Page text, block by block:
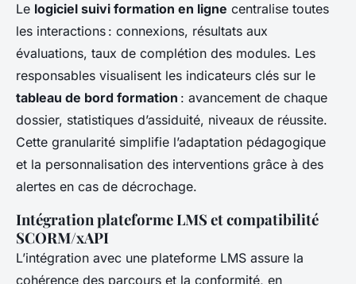
Le logiciel suivi formation en ligne centralise toutes
les interactions : connexions, résultats aux
évaluations, taux de complétion des modules. Les
responsables visualisent les indicateurs clés sur le
tableau de bord formation : avancement de chaque
dossier, statistiques d’assiduité, niveaux de réussite.
Cette granularité simplifie l’adaptation pédagogique
et la personnalisation des interventions grâce à des
alertes en cas de décrochage.
Intégration plateforme LMS et compatibilité
SCORM/xAPI
L’intégration avec une plateforme LMS assure la
cohérence des parcours et la conformité, en